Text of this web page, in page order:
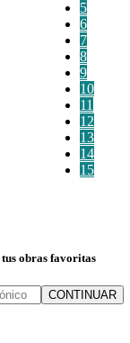
5
6
7
8
9
10
11
12
13
14
15
obras favoritas
CONTINUAR